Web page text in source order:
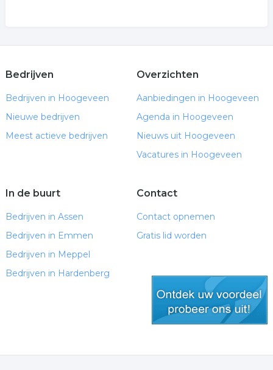
Bedrijven
Bedrijven in Hoogeveen
Nieuwe bedrijven
Meest actieve bedrijven
Overzichten
Aanbiedingen in Hoogeveen
Agenda in Hoogeveen
Nieuws uit Hoogeveen
Vacatures in Hoogeveen
In de buurt
Bedrijven in Assen
Bedrijven in Emmen
Bedrijven in Meppel
Bedrijven in Hardenberg
Contact
Contact opnemen
Gratis lid worden